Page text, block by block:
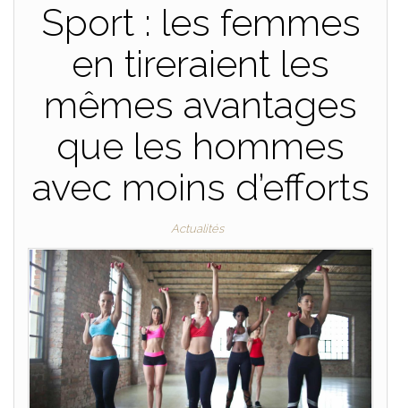
Sport : les femmes
en tireraient les
mêmes avantages
que les hommes
avec moins d’efforts
Actualités